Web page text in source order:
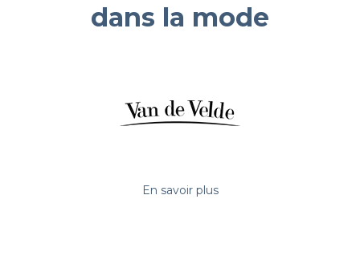
dans la mode
En savoir plus